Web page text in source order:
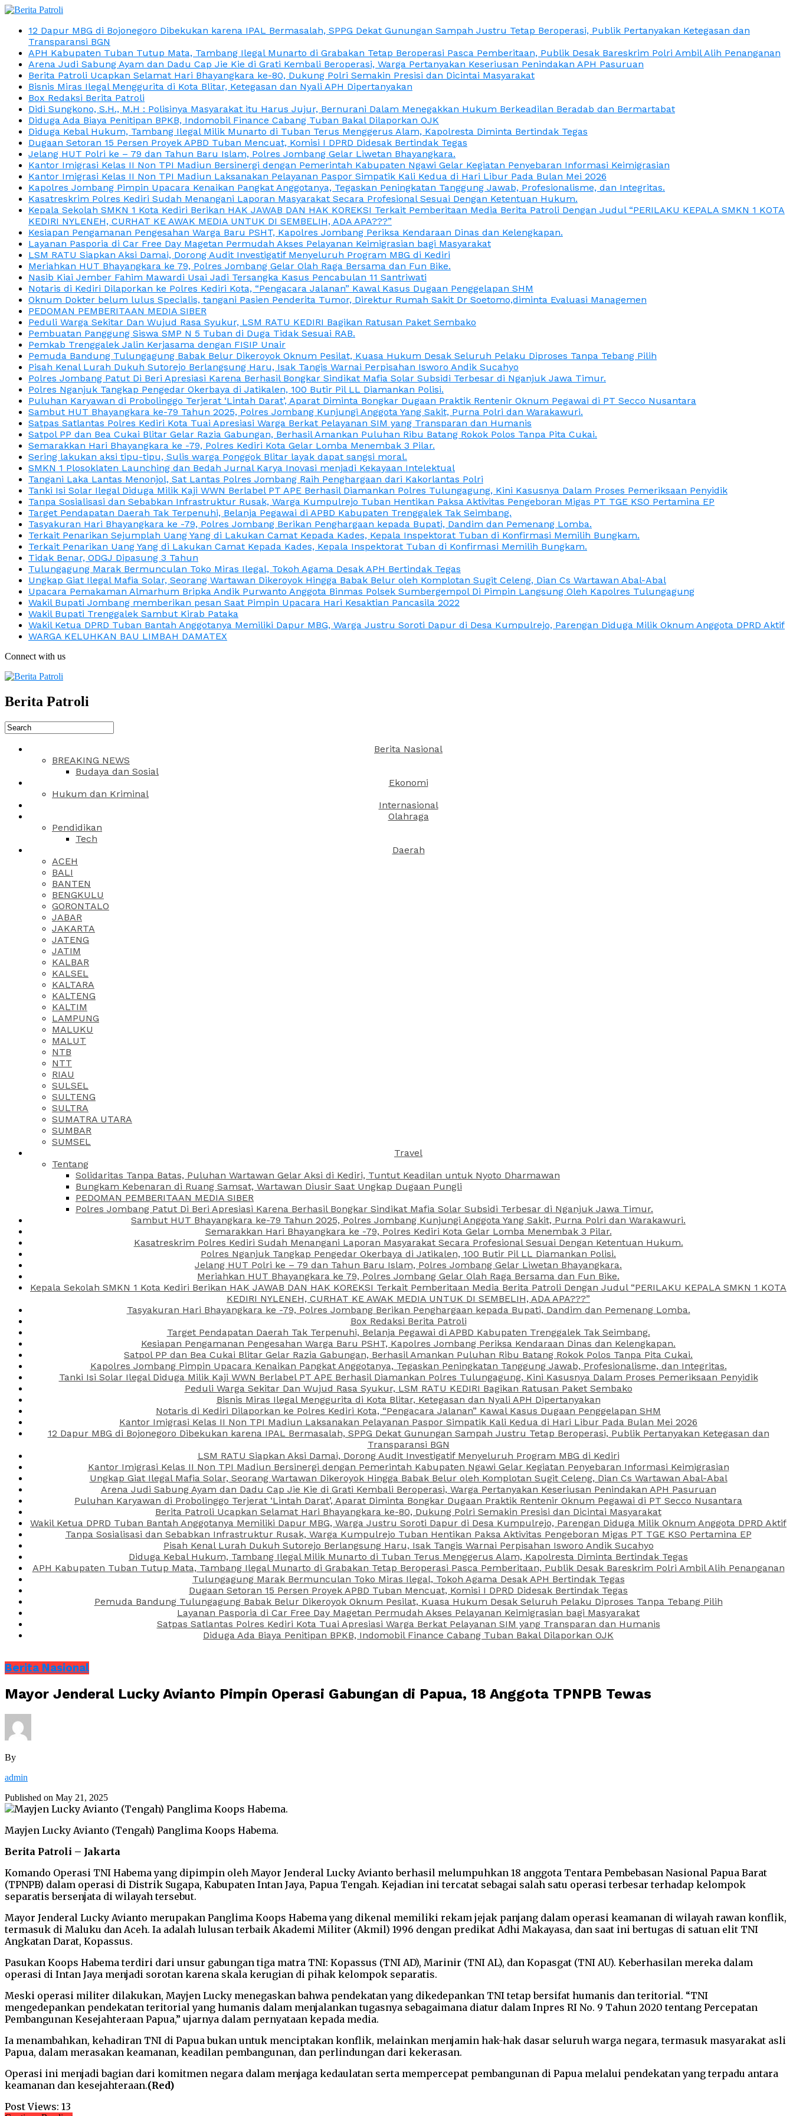
12 Dapur MBG di Bojonegoro Dibekukan karena IPAL Bermasalah, SPPG Dekat Gunungan Sampah Justru Tetap Beroperasi, Publik Pertanyakan Ketegasan dan
Transparansi BGN
APH Kabupaten Tuban Tutup Mata, Tambang Ilegal Munarto di Grabakan Tetap Beroperasi Pasca Pemberitaan, Publik Desak Bareskrim Polri Ambil Alih Penanganan
Arena Judi Sabung Ayam dan Dadu Cap Jie Kie di Grati Kembali Beroperasi, Warga Pertanyakan Keseriusan Penindakan APH Pasuruan
Berita Patroli Ucapkan Selamat Hari Bhayangkara ke-80, Dukung Polri Semakin Presisi dan Dicintai Masyarakat
Bisnis Miras Ilegal Menggurita di Kota Blitar, Ketegasan dan Nyali APH Dipertanyakan
Box Redaksi Berita Patroli
Didi Sungkono, S.H., M.H : Polisinya Masyarakat itu Harus Jujur, Bernurani Dalam Menegakkan Hukum Berkeadilan Beradab dan Bermartabat
Diduga Ada Biaya Penitipan BPKB, Indomobil Finance Cabang Tuban Bakal Dilaporkan OJK
Diduga Kebal Hukum, Tambang Ilegal Milik Munarto di Tuban Terus Menggerus Alam, Kapolresta Diminta Bertindak Tegas
Dugaan Setoran 15 Persen Proyek APBD Tuban Mencuat, Komisi I DPRD Didesak Bertindak Tegas
Jelang HUT Polri ke – 79 dan Tahun Baru Islam, Polres Jombang Gelar Liwetan Bhayangkara.
Kantor Imigrasi Kelas II Non TPI Madiun Bersinergi dengan Pemerintah Kabupaten Ngawi Gelar Kegiatan Penyebaran Informasi Keimigrasian
Kantor Imigrasi Kelas II Non TPI Madiun Laksanakan Pelayanan Paspor Simpatik Kali Kedua di Hari Libur Pada Bulan Mei 2026
Kapolres Jombang Pimpin Upacara Kenaikan Pangkat Anggotanya, Tegaskan Peningkatan Tanggung Jawab, Profesionalisme, dan Integritas.
Kasatreskrim Polres Kediri Sudah Menangani Laporan Masyarakat Secara Profesional Sesuai Dengan Ketentuan Hukum.
Kepala Sekolah SMKN 1 Kota Kediri Berikan HAK JAWAB DAN HAK KOREKSI Terkait Pemberitaan Media Berita Patroli Dengan Judul “PERILAKU KEPALA SMKN 1 KOTA
KEDIRI NYLENEH, CURHAT KE AWAK MEDIA UNTUK DI SEMBELIH, ADA APA???”
Kesiapan Pengamanan Pengesahan Warga Baru PSHT, Kapolres Jombang Periksa Kendaraan Dinas dan Kelengkapan.
Layanan Pasporia di Car Free Day Magetan Permudah Akses Pelayanan Keimigrasian bagi Masyarakat
LSM RATU Siapkan Aksi Damai, Dorong Audit Investigatif Menyeluruh Program MBG di Kediri
Meriahkan HUT Bhayangkara ke 79, Polres Jombang Gelar Olah Raga Bersama dan Fun Bike.
Nasib Kiai Jember Fahim Mawardi Usai Jadi Tersangka Kasus Pencabulan 11 Santriwati
Notaris di Kediri Dilaporkan ke Polres Kediri Kota, “Pengacara Jalanan” Kawal Kasus Dugaan Penggelapan SHM
Oknum Dokter belum lulus Specialis, tangani Pasien Penderita Tumor, Direktur Rumah Sakit Dr Soetomo,diminta Evaluasi Managemen
PEDOMAN PEMBERITAAN MEDIA SIBER
Peduli Warga Sekitar Dan Wujud Rasa Syukur, LSM RATU KEDIRI Bagikan Ratusan Paket Sembako
Pembuatan Panggung Siswa SMP N 5 Tuban di Duga Tidak Sesuai RAB.
Pemkab Trenggalek Jalin Kerjasama dengan FISIP Unair
Pemuda Bandung Tulungagung Babak Belur Dikeroyok Oknum Pesilat, Kuasa Hukum Desak Seluruh Pelaku Diproses Tanpa Tebang Pilih
Pisah Kenal Lurah Dukuh Sutorejo Berlangsung Haru, Isak Tangis Warnai Perpisahan Isworo Andik Sucahyo
Polres Jombang Patut Di Beri Apresiasi Karena Berhasil Bongkar Sindikat Mafia Solar Subsidi Terbesar di Nganjuk Jawa Timur.
Polres Nganjuk Tangkap Pengedar Okerbaya di Jatikalen, 100 Butir Pil LL Diamankan Polisi.
Puluhan Karyawan di Probolinggo Terjerat ‘Lintah Darat’, Aparat Diminta Bongkar Dugaan Praktik Rentenir Oknum Pegawai di PT Secco Nusantara
Sambut HUT Bhayangkara ke-79 Tahun 2025, Polres Jombang Kunjungi Anggota Yang Sakit, Purna Polri dan Warakawuri.
Satpas Satlantas Polres Kediri Kota Tuai Apresiasi Warga Berkat Pelayanan SIM yang Transparan dan Humanis
Satpol PP dan Bea Cukai Blitar Gelar Razia Gabungan, Berhasil Amankan Puluhan Ribu Batang Rokok Polos Tanpa Pita Cukai.
Semarakkan Hari Bhayangkara ke -79, Polres Kediri Kota Gelar Lomba Menembak 3 Pilar.
Sering lakukan aksi tipu-tipu, Sulis warga Ponggok Blitar layak dapat sangsi moral.
SMKN 1 Plosoklaten Launching dan Bedah Jurnal Karya Inovasi menjadi Kekayaan Intelektual
Tangani Laka Lantas Menonjol, Sat Lantas Polres Jombang Raih Penghargaan dari Kakorlantas Polri
Tanki Isi Solar Ilegal Diduga Milik Kaji WWN Berlabel PT APE Berhasil Diamankan Polres Tulungagung, Kini Kasusnya Dalam Proses Pemeriksaan Penyidik
Tanpa Sosialisasi dan Sebabkan Infrastruktur Rusak, Warga Kumpulrejo Tuban Hentikan Paksa Aktivitas Pengeboran Migas PT TGE KSO Pertamina EP
Target Pendapatan Daerah Tak Terpenuhi, Belanja Pegawai di APBD Kabupaten Trenggalek Tak Seimbang.
Tasyakuran Hari Bhayangkara ke -79, Polres Jombang Berikan Penghargaan kepada Bupati, Dandim dan Pemenang Lomba.
Terkait Penarikan Sejumplah Uang Yang di Lakukan Camat Kepada Kades, Kepala Inspektorat Tuban di Konfirmasi Memilih Bungkam.
Terkait Penarikan Uang Yang di Lakukan Camat Kepada Kades, Kepala Inspektorat Tuban di Konfirmasi Memilih Bungkam.
Tidak Benar, ODGJ Dipasung 3 Tahun
Tulungagung Marak Bermunculan Toko Miras Ilegal, Tokoh Agama Desak APH Bertindak Tegas
Ungkap Giat Ilegal Mafia Solar, Seorang Wartawan Dikeroyok Hingga Babak Belur oleh Komplotan Sugit Celeng, Dian Cs Wartawan Abal-Abal
Upacara Pemakaman Almarhum Bripka Andik Purwanto Anggota Binmas Polsek Sumbergempol Di Pimpin Langsung Oleh Kapolres Tulungagung
Wakil Bupati Jombang memberikan pesan Saat Pimpin Upacara Hari Kesaktian Pancasila 2022
Wakil Bupati Trenggalek Sambut Kirab Pataka
Wakil Ketua DPRD Tuban Bantah Anggotanya Memiliki Dapur MBG, Warga Justru Soroti Dapur di Desa Kumpulrejo, Parengan Diduga Milik Oknum Anggota DPRD Aktif
WARGA KELUHKAN BAU LIMBAH DAMATEX
Connect with us
Berita Patroli
Berita Nasional
BREAKING NEWS
Budaya dan Sosial
Ekonomi
Hukum dan Kriminal
Internasional
Olahraga
Pendidikan
Tech
Daerah
ACEH
BALI
BANTEN
BENGKULU
GORONTALO
JABAR
JAKARTA
JATENG
JATIM
KALBAR
KALSEL
KALTARA
KALTENG
KALTIM
LAMPUNG
MALUKU
MALUT
NTB
NTT
RIAU
SULSEL
SULTENG
SULTRA
SUMATRA UTARA
SUMBAR
SUMSEL
Travel
Tentang
Solidaritas Tanpa Batas, Puluhan Wartawan Gelar Aksi di Kediri, Tuntut Keadilan untuk Nyoto Dharmawan
Bungkam Kebenaran di Ruang Samsat, Wartawan Diusir Saat Ungkap Dugaan Pungli
PEDOMAN PEMBERITAAN MEDIA SIBER
Polres Jombang Patut Di Beri Apresiasi Karena Berhasil Bongkar Sindikat Mafia Solar Subsidi Terbesar di Nganjuk Jawa Timur.
Sambut HUT Bhayangkara ke-79 Tahun 2025, Polres Jombang Kunjungi Anggota Yang Sakit, Purna Polri dan Warakawuri.
Semarakkan Hari Bhayangkara ke -79, Polres Kediri Kota Gelar Lomba Menembak 3 Pilar.
Kasatreskrim Polres Kediri Sudah Menangani Laporan Masyarakat Secara Profesional Sesuai Dengan Ketentuan Hukum.
Polres Nganjuk Tangkap Pengedar Okerbaya di Jatikalen, 100 Butir Pil LL Diamankan Polisi.
Jelang HUT Polri ke – 79 dan Tahun Baru Islam, Polres Jombang Gelar Liwetan Bhayangkara.
Meriahkan HUT Bhayangkara ke 79, Polres Jombang Gelar Olah Raga Bersama dan Fun Bike.
Kepala Sekolah SMKN 1 Kota Kediri Berikan HAK JAWAB DAN HAK KOREKSI Terkait Pemberitaan Media Berita Patroli Dengan Judul “PERILAKU KEPALA SMKN 1 KOTA
KEDIRI NYLENEH, CURHAT KE AWAK MEDIA UNTUK DI SEMBELIH, ADA APA???”
Tasyakuran Hari Bhayangkara ke -79, Polres Jombang Berikan Penghargaan kepada Bupati, Dandim dan Pemenang Lomba.
Box Redaksi Berita Patroli
Target Pendapatan Daerah Tak Terpenuhi, Belanja Pegawai di APBD Kabupaten Trenggalek Tak Seimbang.
Kesiapan Pengamanan Pengesahan Warga Baru PSHT, Kapolres Jombang Periksa Kendaraan Dinas dan Kelengkapan.
Satpol PP dan Bea Cukai Blitar Gelar Razia Gabungan, Berhasil Amankan Puluhan Ribu Batang Rokok Polos Tanpa Pita Cukai.
Kapolres Jombang Pimpin Upacara Kenaikan Pangkat Anggotanya, Tegaskan Peningkatan Tanggung Jawab, Profesionalisme, dan Integritas.
Tanki Isi Solar Ilegal Diduga Milik Kaji WWN Berlabel PT APE Berhasil Diamankan Polres Tulungagung, Kini Kasusnya Dalam Proses Pemeriksaan Penyidik
Peduli Warga Sekitar Dan Wujud Rasa Syukur, LSM RATU KEDIRI Bagikan Ratusan Paket Sembako
Bisnis Miras Ilegal Menggurita di Kota Blitar, Ketegasan dan Nyali APH Dipertanyakan
Notaris di Kediri Dilaporkan ke Polres Kediri Kota, “Pengacara Jalanan” Kawal Kasus Dugaan Penggelapan SHM
Kantor Imigrasi Kelas II Non TPI Madiun Laksanakan Pelayanan Paspor Simpatik Kali Kedua di Hari Libur Pada Bulan Mei 2026
12 Dapur MBG di Bojonegoro Dibekukan karena IPAL Bermasalah, SPPG Dekat Gunungan Sampah Justru Tetap Beroperasi, Publik Pertanyakan Ketegasan dan
Transparansi BGN
LSM RATU Siapkan Aksi Damai, Dorong Audit Investigatif Menyeluruh Program MBG di Kediri
Kantor Imigrasi Kelas II Non TPI Madiun Bersinergi dengan Pemerintah Kabupaten Ngawi Gelar Kegiatan Penyebaran Informasi Keimigrasian
Ungkap Giat Ilegal Mafia Solar, Seorang Wartawan Dikeroyok Hingga Babak Belur oleh Komplotan Sugit Celeng, Dian Cs Wartawan Abal-Abal
Arena Judi Sabung Ayam dan Dadu Cap Jie Kie di Grati Kembali Beroperasi, Warga Pertanyakan Keseriusan Penindakan APH Pasuruan
Puluhan Karyawan di Probolinggo Terjerat ‘Lintah Darat’, Aparat Diminta Bongkar Dugaan Praktik Rentenir Oknum Pegawai di PT Secco Nusantara
Berita Patroli Ucapkan Selamat Hari Bhayangkara ke-80, Dukung Polri Semakin Presisi dan Dicintai Masyarakat
Wakil Ketua DPRD Tuban Bantah Anggotanya Memiliki Dapur MBG, Warga Justru Soroti Dapur di Desa Kumpulrejo, Parengan Diduga Milik Oknum Anggota DPRD Aktif
Tanpa Sosialisasi dan Sebabkan Infrastruktur Rusak, Warga Kumpulrejo Tuban Hentikan Paksa Aktivitas Pengeboran Migas PT TGE KSO Pertamina EP
Pisah Kenal Lurah Dukuh Sutorejo Berlangsung Haru, Isak Tangis Warnai Perpisahan Isworo Andik Sucahyo
Diduga Kebal Hukum, Tambang Ilegal Milik Munarto di Tuban Terus Menggerus Alam, Kapolresta Diminta Bertindak Tegas
APH Kabupaten Tuban Tutup Mata, Tambang Ilegal Munarto di Grabakan Tetap Beroperasi Pasca Pemberitaan, Publik Desak Bareskrim Polri Ambil Alih Penanganan
Tulungagung Marak Bermunculan Toko Miras Ilegal, Tokoh Agama Desak APH Bertindak Tegas
Dugaan Setoran 15 Persen Proyek APBD Tuban Mencuat, Komisi I DPRD Didesak Bertindak Tegas
Pemuda Bandung Tulungagung Babak Belur Dikeroyok Oknum Pesilat, Kuasa Hukum Desak Seluruh Pelaku Diproses Tanpa Tebang Pilih
Layanan Pasporia di Car Free Day Magetan Permudah Akses Pelayanan Keimigrasian bagi Masyarakat
Satpas Satlantas Polres Kediri Kota Tuai Apresiasi Warga Berkat Pelayanan SIM yang Transparan dan Humanis
Diduga Ada Biaya Penitipan BPKB, Indomobil Finance Cabang Tuban Bakal Dilaporkan OJK
Berita Nasional
Mayor Jenderal Lucky Avianto Pimpin Operasi Gabungan di Papua, 18 Anggota TPNPB Tewas
By
admin
Published on May 21, 2025
Mayjen Lucky Avianto (Tengah) Panglima Koops Habema.
Berita Patroli – Jakarta
Komando Operasi TNI Habema yang dipimpin oleh Mayor Jenderal Lucky Avianto berhasil melumpuhkan 18 anggota Tentara Pembebasan Nasional Papua Barat
(TPNPB) dalam operasi di Distrik Sugapa, Kabupaten Intan Jaya, Papua Tengah. Kejadian ini tercatat sebagai salah satu operasi terbesar terhadap kelompok
separatis bersenjata di wilayah tersebut.
Mayor Jenderal Lucky Avianto merupakan Panglima Koops Habema yang dikenal memiliki rekam jejak panjang dalam operasi keamanan di wilayah rawan konflik,
termasuk di Maluku dan Aceh. Ia adalah lulusan terbaik Akademi Militer (Akmil) 1996 dengan predikat Adhi Makayasa, dan saat ini bertugas di satuan elit TNI
Angkatan Darat, Kopassus.
Pasukan Koops Habema terdiri dari unsur gabungan tiga matra TNI: Kopassus (TNI AD), Marinir (TNI AL), dan Kopasgat (TNI AU). Keberhasilan mereka dalam
operasi di Intan Jaya menjadi sorotan karena skala kerugian di pihak kelompok separatis.
Meski operasi militer dilakukan, Mayjen Lucky menegaskan bahwa pendekatan yang dikedepankan TNI tetap bersifat humanis dan teritorial. “TNI
mengedepankan pendekatan teritorial yang humanis dalam menjalankan tugasnya sebagaimana diatur dalam Inpres RI No. 9 Tahun 2020 tentang Percepatan
Pembangunan Kesejahteraan Papua,” ujarnya dalam pernyataan kepada media.
Ia menambahkan, kehadiran TNI di Papua bukan untuk menciptakan konflik, melainkan menjamin hak-hak dasar seluruh warga negara, termasuk masyarakat asli
Papua, dalam merasakan keamanan, keadilan pembangunan, dan perlindungan dari kekerasan.
Operasi ini menjadi bagian dari komitmen negara dalam menjaga kedaulatan serta mempercepat pembangunan di Papua melalui pendekatan yang terpadu antara
keamanan dan kesejahteraan.(Red)
Post Views: 13